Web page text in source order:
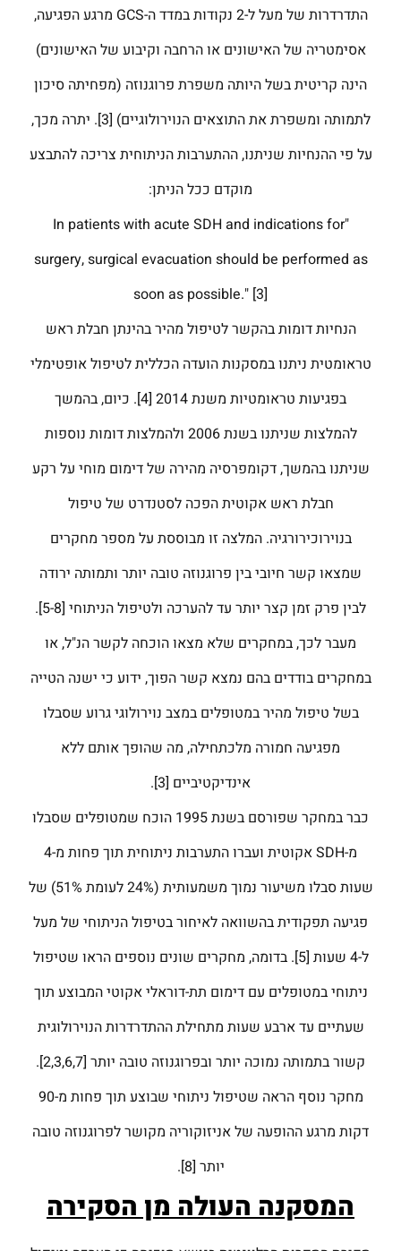
התדרדרות של מעל ל-2 נקודות במדד ה-GCS מרגע הפגיעה,
אסימטריה של האישונים או הרחבה וקיבוע של האישונים)
הינה קריטית בשל היותה משפרת פרוגנוזה (מפחיתה סיכון
לתמותה ומשפרת את התוצאים הנוירולוגיים) [3]. יתרה מכך,
על פי ההנחיות שניתנו, ההתערבות הניתוחית צריכה להתבצע
מוקדם ככל הניתן:
"In patients with acute SDH and indications for
surgery, surgical evacuation should be performed as
soon as possible." [3]
הנחיות דומות בהקשר לטיפול מהיר בהינתן חבלת ראש
טראומטית ניתנו במסקנות הועדה הכללית לטיפול אופטימלי
בפגיעות טראומטיות משנת 2014 [4]. כיום, בהמשך
להמלצות שניתנו בשנת 2006 ולהמלצות דומות נוספות
שניתנו בהמשך, דקומפרסיה מהירה של דימום מוחי על רקע
חבלת ראש אקוטית הפכה לסטנדרט של טיפול
בנוירוכירורגיה. המלצה זו מבוססת על מספר מחקרים
שמצאו קשר חיובי בין פרוגנוזה טובה יותר ותמותה ירודה
לבין פרק זמן קצר יותר עד להערכה ולטיפול הניתוחי [5-8].
מעבר לכך, במחקרים שלא מצאו הוכחה לקשר הנ"ל, או
במחקרים בודדים בהם נמצא קשר הפוך, ידוע כי ישנה הטייה
בשל טיפול מהיר במטופלים במצב נוירולוגי גרוע שסבלו
מפגיעה חמורה מלכתחילה, מה שהופך אותם ללא
אינדיקטיביים [3].
כבר במחקר שפורסם בשנת 1995 הוכח שמטופלים שסבלו
מ-SDH אקוטית ועברו התערבות ניתוחית תוך פחות מ-4
שעות סבלו משיעור נמוך משמעותית (24% לעומת 51%) של
פגיעה תפקודית בהשוואה לאיחור בטיפול הניתוחי של מעל
ל-4 שעות [5]. בדומה, מחקרים שונים נוספים הראו שטיפול
ניתוחי במטופלים עם דימום תת-דוראלי אקוטי המבוצע תוך
שעתיים עד ארבע שעות מתחילת ההתדרדרות הנוירולוגית
קשור בתמותה נמוכה יותר ובפרוגנוזה טובה יותר [2,3,6,7].
מחקר נוסף הראה שטיפול ניתוחי שבוצע תוך פחות מ-90
דקות מרגע ההופעה של אניזוקוריה מקושר לפרוגנוזה טובה
יותר [8].
המסקנה העולה מן הסקירה